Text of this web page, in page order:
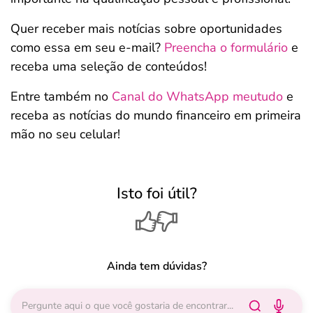
Quer receber mais notícias sobre oportunidades
como essa em seu e-mail? Preencha o formulário e
receba uma seleção de conteúdos!
Entre também no Canal do WhatsApp meutudo e
receba as notícias do mundo financeiro em primeira
mão no seu celular!
Isto foi útil?
Ainda tem dúvidas?